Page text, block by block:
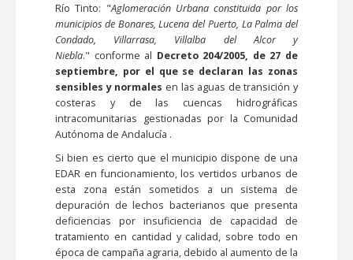
Río Tinto: "Aglomeración Urbana constituida por los
municipios de Bonares, Lucena del Puerto, La Palma del
Condado, Villarrasa, Villalba del Alcor y
Niebla." conforme al Decreto 204/2005, de 27 de
septiembre, por el que se declaran las zonas
sensibles y normales en las aguas de transición y
costeras y de las cuencas hidrográficas
intracomunitarias gestionadas por la Comunidad
Autónoma de Andalucía .
Si bien es cierto que el municipio dispone de una
EDAR en funcionamiento, los vertidos urbanos de
esta zona están sometidos a un sistema de
depuración de lechos bacterianos que presenta
deficiencias por insuficiencia de capacidad de
tratamiento en cantidad y calidad, sobre todo en
época de campaña agraria, debido al aumento de la